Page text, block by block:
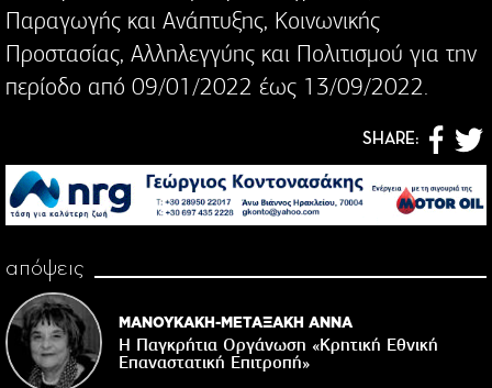
Παραγωγής και Ανάπτυξης, Κοινωνικής
Προστασίας, Αλληλεγγύης και Πολιτισμού για την
περίοδο από 09/01/2022 έως 13/09/2022.
SHARE:
απόψεις
ΜΑΝΟΥΚΑΚΗ-ΜΕΤΑΞΑΚΗ ΑΝΝΑ
Η Παγκρήτια Οργάνωση «Κρητική Εθνική
Επαναστατική Eπιτροπή»